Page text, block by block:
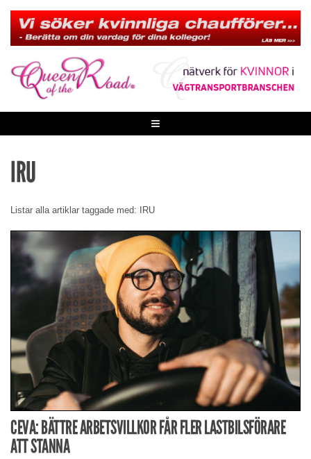
content
≡
IRU
Listar alla artiklar taggade med: IRU
CEVA: BÄTTRE ARBETSVILLKOR FÅR FLER LASTBILSFÖRARE
ATT STANNA